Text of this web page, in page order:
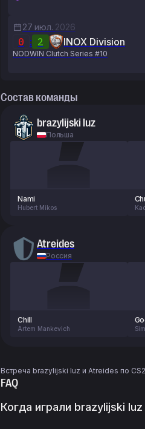
27 июл. 2026
0 : 2 INOX Division
NODWIN Clutch Series #10
Состав команды
brazylijski luz
Польша
Nami
Hubert Mikos
Atreides
Россия
Chill
Artem Mankevich
Встреча brazylijski luz и Atreides по
FAQ
Когда играли brazylijski